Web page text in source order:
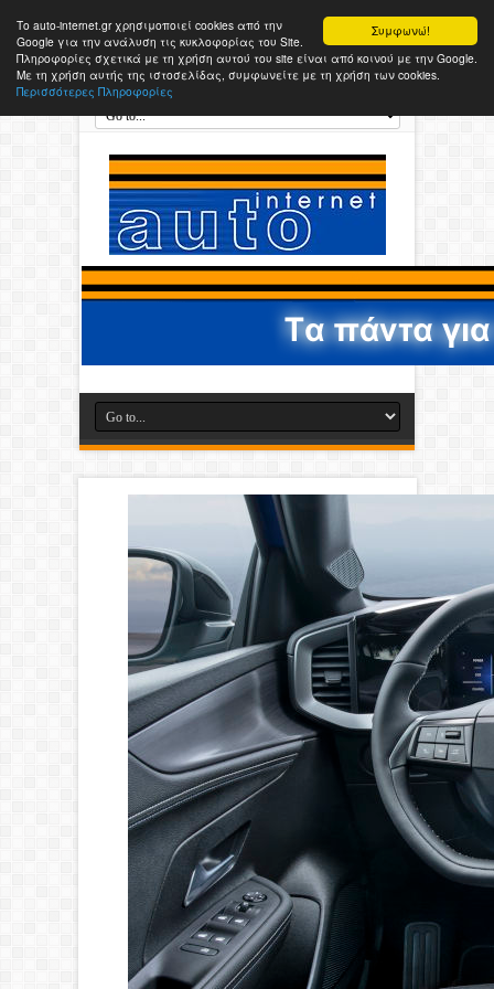
Συμφωνώ!
Το auto-internet.gr χρησιμοποιεί cookies από την
Google για την ανάλυση τις κυκλοφορίας του Site.
Πληροφορίες σχετικά με τη χρήση αυτού του site είναι από κοινού με την Google.
Με τη χρήση αυτής της ιστοσελίδας, συμφωνείτε με τη χρήση των cookies.
Περισσότερες Πληροφορίες